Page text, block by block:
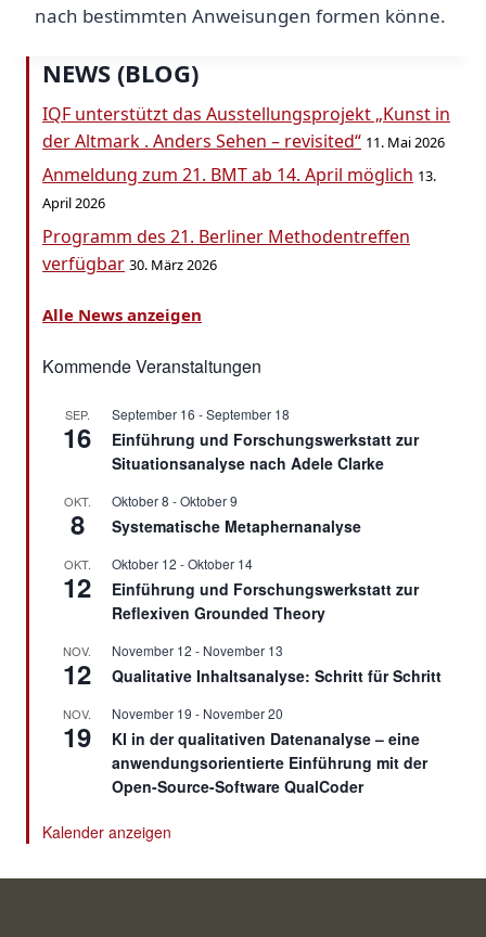
nach bestimmten Anweisungen formen könne.
NEWS (BLOG)
IQF unterstützt das Ausstellungsprojekt „Kunst in
der Altmark . Anders Sehen – revisited“ 11. Mai 2026
Anmeldung zum 21. BMT ab 14. April möglich 13.
April 2026
Programm des 21. Berliner Methodentreffen
verfügbar 30. März 2026
Alle News anzeigen
Kommende Veranstaltungen
SEP.
16
September 16 -September 18
Einführung und Forschungswerkstatt zur
Situationsanalyse nach Adele Clarke
OKT.
8
Oktober 8 -Oktober 9
Systematische Metaphernanalyse
OKT.
12
Oktober 12 -Oktober 14
Einführung und Forschungswerkstatt zur
Reflexiven Grounded Theory
NOV.
12
November 12 - November 13
Qualitative Inhaltsanalyse: Schritt für Schritt
NOV.
19
November 19 - November 20
KI in der qualitativen Datenanalyse – eine
anwendungsorientierte Einführung mit der
Open-Source-Software QualCoder
Kalender anzeigen